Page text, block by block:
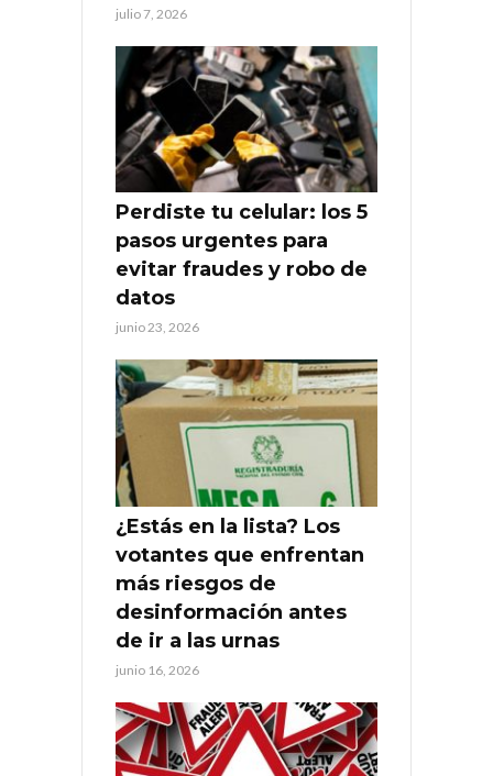
julio 7, 2026
Perdiste tu celular: los 5
pasos urgentes para
evitar fraudes y robo de
datos
junio 23, 2026
¿Estás en la lista? Los
votantes que enfrentan
más riesgos de
desinformación antes
de ir a las urnas
junio 16, 2026